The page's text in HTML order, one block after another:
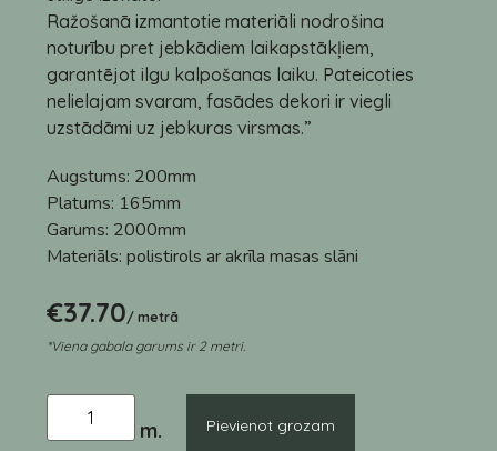
Ražošanā izmantotie materiāli nodrošina
noturību pret jebkādiem laikapstākļiem,
garantējot ilgu kalpošanas laiku. Pateicoties
nelielajam svaram, fasādes dekori ir viegli
uzstādāmi uz jebkuras virsmas.”
Augstums: 200mm
Platums: 165mm
Garums: 2000mm
Materiāls: polistirols ar akrīla masas slāni
€37.70/ metrā
*Viena gabala garums ir 2 metri.
Pievienot grozam